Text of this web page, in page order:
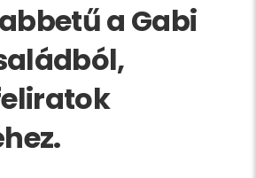
a Gabi